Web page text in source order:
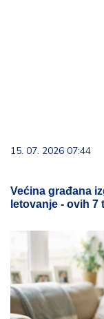
15. 07. 2026 07:44
Većina građana
letovanje - ovih